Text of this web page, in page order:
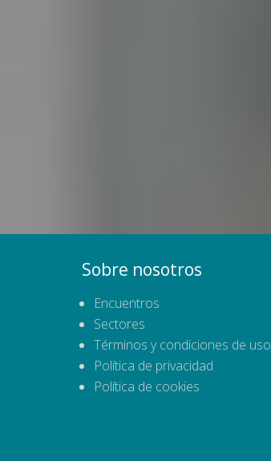
Sobre nosotros
Encuentros
Sectores
Términos y condiciones de uso
Política de privacidad
Política de cookies